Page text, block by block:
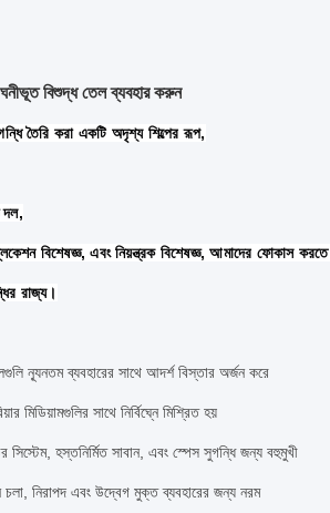
বিশুদ্ধ তেল ব্যবহার করুন
তৈরি করা একটি অদৃশ্য শিল্পের রূপ,
দল,
বিশেষজ্ঞ, এবং নিয়ন্ত্রক বিশেষজ্ঞ, আমাদের ফোকাস
রাজ্য।
ন্যূনতম ব্যবহারের সাথে আদর্শ বিস্তার অর্জন করে
মিডিয়ামগুলির সাথে নির্বিঘ্নে মিশ্রিত হয়
সিস্টেম, হস্তনির্মিত সাবান, এবং স্পেস সুগন্ধি জন্য বহুমুখী
নিরাপদ এবং উদ্বেগ মুক্ত ব্যবহারের জন্য নরম